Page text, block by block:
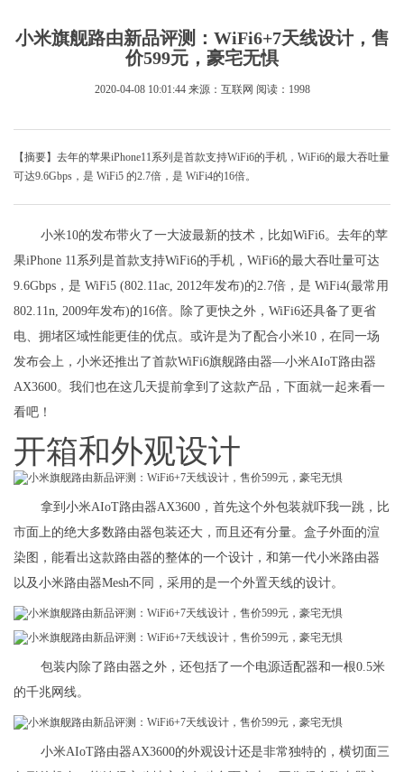
小米旗舰路由新品评测：WiFi6+7天线设计，售
价599元，豪宅无惧
2020-04-08 10:01:44 来源：互联网 阅读：1998
【摘要】去年的苹果iPhone11系列是首款支持WiFi6的手机，WiFi6的最大吞吐量
可达9.6Gbps，是 WiFi5 的2.7倍，是 WiFi4的16倍。
小米10的发布带火了一大波最新的技术，比如WiFi6。去年的苹
果iPhone 11系列是首款支持WiFi6的手机，WiFi6的最大吞吐量可达
9.6Gbps，是 WiFi5 (802.11ac, 2012年发布)的2.7倍，是 WiFi4(最常用
802.11n, 2009年发布)的16倍。除了更快之外，WiFi6还具备了更省
电、拥堵区域性能更佳的优点。或许是为了配合小米10，在同一场
发布会上，小米还推出了首款WiFi6旗舰路由器—小米AIoT路由器
AX3600。我们也在这几天提前拿到了这款产品，下面就一起来看一
看吧！
开箱和外观设计
拿到小米AIoT路由器AX3600，首先这个外包装就吓我一跳，比
市面上的绝大多数路由器包装还大，而且还有分量。盒子外面的渲
染图，能看出这款路由器的整体的一个设计，和第一代小米路由器
以及小米路由器Mesh不同，采用的是一个外置天线的设计。
包装内除了路由器之外，还包括了一个电源适配器和一根0.5米
的千兆网线。
小米AIoT路由器AX3600的外观设计还是非常独特的，横切面三